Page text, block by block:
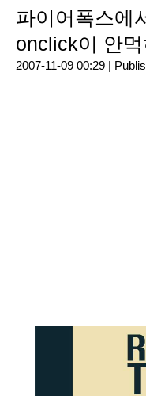
파이어폭스에
onclick이 안
2007-11-09 00:29 |